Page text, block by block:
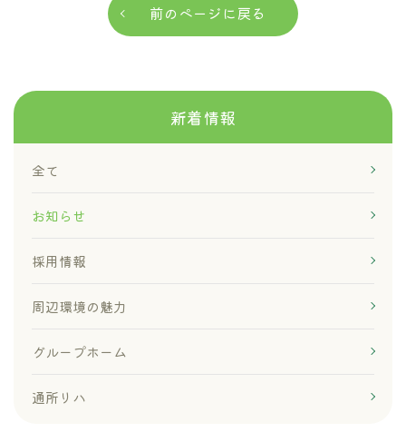
前のページに戻る
新着情報
全て
お知らせ
採用情報
周辺環境の魅力
グループホーム
通所リハ